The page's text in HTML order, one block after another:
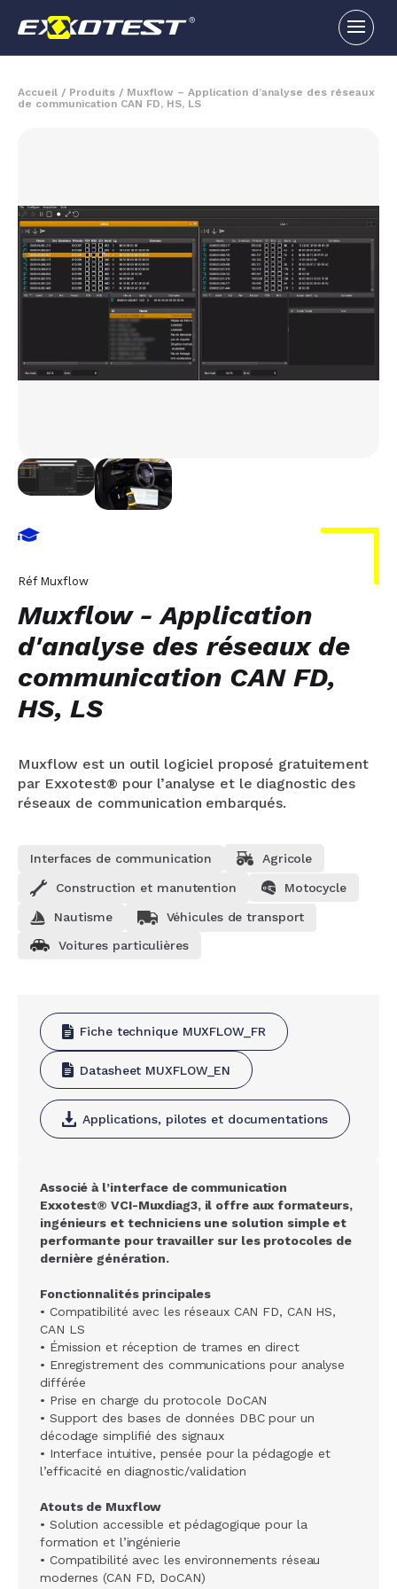
Accueil / Produits / Muxflow – Application d’analyse des réseaux
de communication CAN FD, HS, LS
Réf Muxflow
Muxflow - Application
d'analyse des réseaux de
communication CAN FD,
HS, LS
Muxflow est un outil logiciel proposé gratuitement
par Exxotest® pour l’analyse et le diagnostic des
réseaux de communication embarqués.
Interfaces de communication Agricole
Construction et manutention Motocycle
Nautisme
Véhicules de transport
Voitures particulières
Fiche technique MUXFLOW_FR
Datasheet MUXFLOW_EN
Applications, pilotes et documentations
Associé à l’interface de communication
Exxotest® VCI-Muxdiag3, il offre aux formateurs,
ingénieurs et techniciens une solution simple et
performante pour travailler sur les protocoles de
dernière génération.
Fonctionnalités principales
• Compatibilité avec les réseaux CAN FD, CAN HS,
CAN LS
• Émission et réception de trames en direct
• Enregistrement des communications pour analyse
différée
• Prise en charge du protocole DoCAN
• Support des bases de données DBC pour un
décodage simplifié des signaux
• Interface intuitive, pensée pour la pédagogie et
l’efficacité en diagnostic/validation
Atouts de Muxflow
• Solution accessible et pédagogique pour la
formation et l’ingénierie
• Compatibilité avec les environnements réseau
modernes (CAN FD, DoCAN)